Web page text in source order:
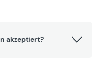
akzeptiert?